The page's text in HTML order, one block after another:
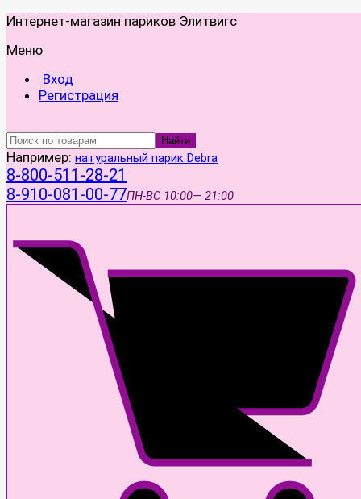
Интернет-магазин париков Элитвигс
Меню
Вход
Регистрация
Найти
Например: натуральный парик Debra
8-800-511-28-21
8-910-081-00-77ПН-ВС 10:00— 21:00